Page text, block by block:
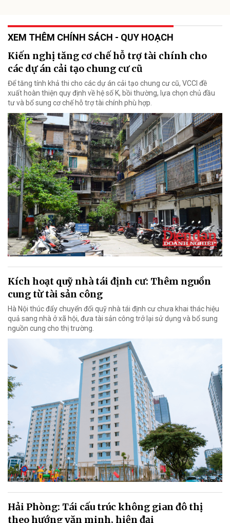
XEM THÊM CHÍNH SÁCH - QUY HOẠCH
Kiến nghị tăng cơ chế hỗ trợ tài chính cho
các dự án cải tạo chung cư cũ
Để tăng tính khả thi cho các dự án cải tạo chung cư cũ, VCCI đề
xuất hoàn thiện quy định về hệ số K, bồi thường, lựa chọn chủ đầu
tư và bổ sung cơ chế hỗ trợ tài chính phù hợp.
Kích hoạt quỹ nhà tái định cư: Thêm nguồn
cung từ tài sản công
Hà Nội thúc đẩy chuyển đổi quỹ nhà tái định cư chưa khai thác hiệu
quả sang nhà ở xã hội, đưa tài sản công trở lại sử dụng và bổ sung
nguồn cung cho thị trường.
Hải Phòng: Tái cấu trúc không gian đô thị
theo hướng văn minh, hiện đại